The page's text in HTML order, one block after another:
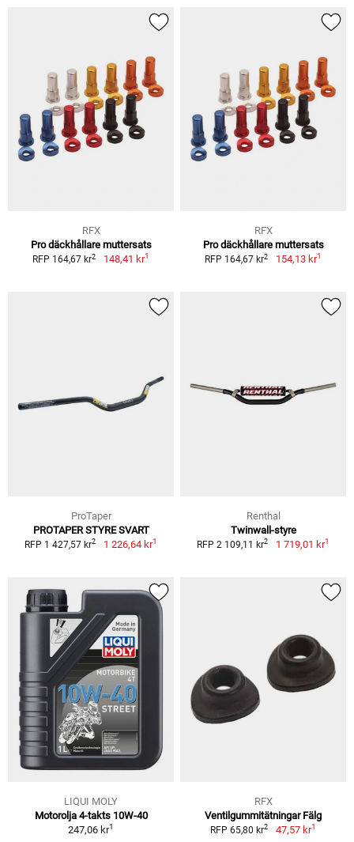
RFX
Pro däckhållare muttersats
RFP 164,67 kr2 148,41 kr1
RFX
Pro däckhållare muttersats
RFP 164,67 kr2 154,13 kr1
ProTaper
PROTAPER STYRE SVART
RFP 1 427,57 kr2 1 226,64 kr1
Renthal
Twinwall-styre
RFP 2 109,11 kr2 1 719,01 kr1
LIQUI MOLY
Motorolja 4-takts 10W-40
247,06 kr1
RFX
Ventilgummitätningar Fälg
RFP 65,80 kr2 47,57 kr1